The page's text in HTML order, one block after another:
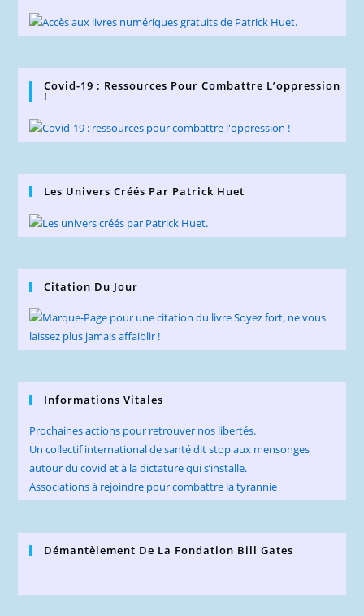
Covid-19 : Ressources Pour Combattre L’oppression
!
Les Univers Créés Par Patrick Huet
Citation Du Jour
Informations Vitales
Prochaines actions pour retrouver nos libertés.
Un collectif international de santé dit stop aux mensonges
autour du covid et à la dictature qui s’installe.
Associations à rejoindre pour combattre la tyrannie
Démantèlement De La Fondation Bill Gates